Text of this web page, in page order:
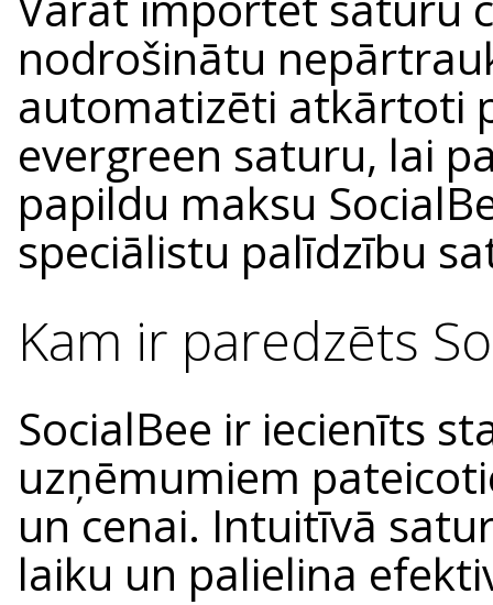
nodrošinātu
automatizēti atkārtoti
evergreen saturu, lai
papildu maksu
speciālistu palīdzību
Kam ir paredzēts
SocialBee ir iecienīts
uzņēmumiem
un cenai. Intuitīvā
laiku un palielina